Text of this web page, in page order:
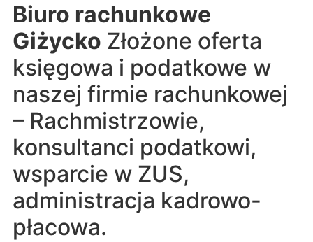
Biuro rachunkowe
Giżycko Złożone oferta
księgowa i podatkowe w
naszej firmie rachunkowej
– Rachmistrzowie,
konsultanci podatkowi,
wsparcie w ZUS,
administracja kadrowo-
płacowa.